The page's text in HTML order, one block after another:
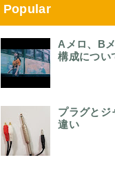
Popular
Aメロ、B
構成につい
プラグとジ
違い